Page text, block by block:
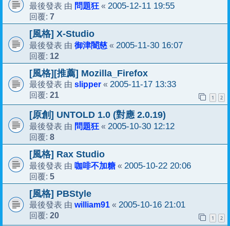
最後發表 由 問題狂 « 2005-12-11 19:55
回覆: 7
[風格] X-Studio
最後發表 由 御津闇慈 « 2005-11-30 16:07
回覆: 12
[風格][推薦] Mozilla_Firefox
最後發表 由 slipper « 2005-11-17 13:33
回覆: 21 1 2
[原創] UNTOLD 1.0 (對應 2.0.19)
最後發表 由 問題狂 « 2005-10-30 12:12
回覆: 8
[風格] Rax Studio
最後發表 由 咖啡不加糖 « 2005-10-22 20:06
回覆: 5
[風格] PBStyle
最後發表 由 william91 « 2005-10-16 21:01
回覆: 20 1 2